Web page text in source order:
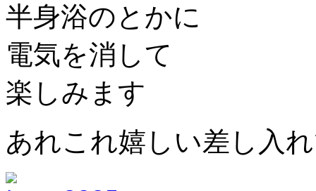
半身浴のとかに
電気を消して
楽しみます
あれこれ嬉しい差し入